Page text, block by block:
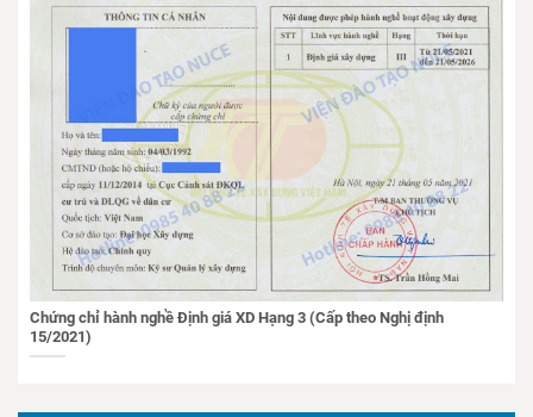
Chứng chỉ hành nghề Định giá XD Hạng 3 (Cấp theo Nghị định
15/2021)